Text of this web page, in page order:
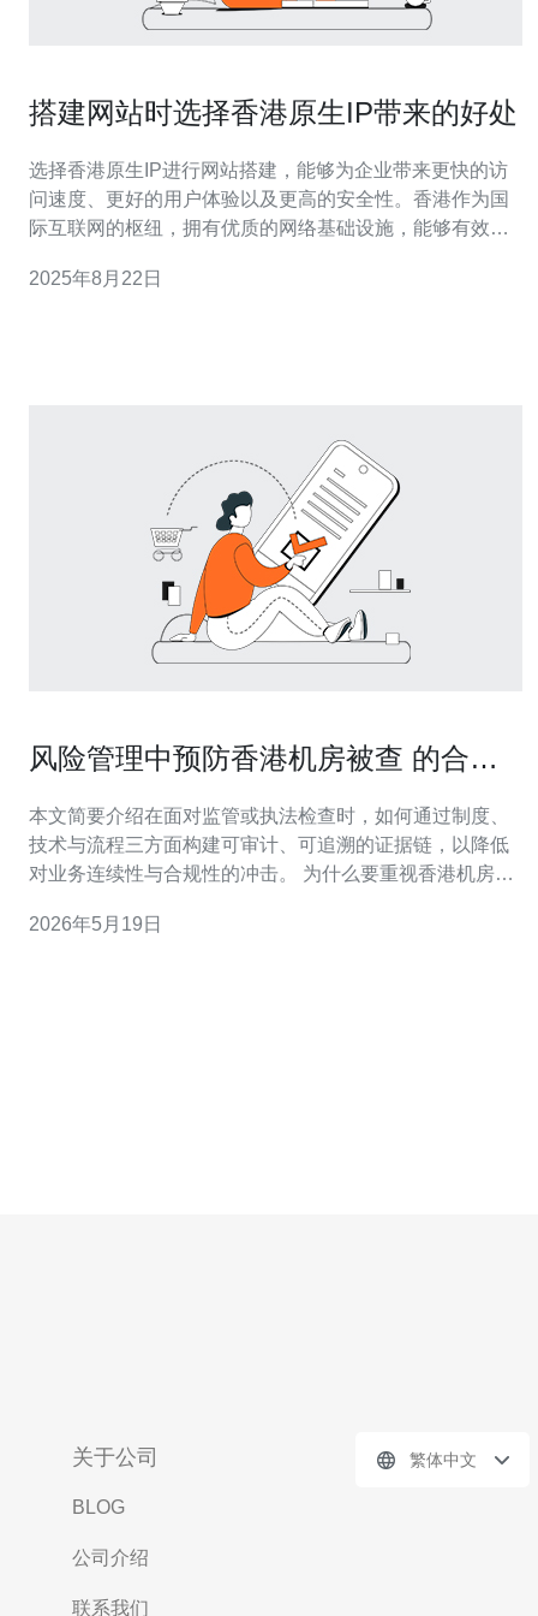
搭建网站时选择香港原生IP带来的好处
选择香港原生IP进行网站搭建，能够为企业带来更快的访
问速度、更好的用户体验以及更高的安全性。香港作为国
际互联网的枢纽，拥有优质的网络基础设施，能够有效提
提供商，可以享受到专业的技术支持和完善的服务体系，
2025年8月22日
风险管理中预防香港机房被查 的合规
本文简要介绍在面对监管或执法检查时，如何通过制度、
技术与流程三方面构建可审计、可追溯的证据链，以降低
对业务连续性与合规性的冲击。 为什么要重视香港机房的
管与执法频繁且要求严格。缺乏规范的合规审计与日志保
2026年5月19日
关于公司
BLOG
公司介绍
联系我们
繁体中文